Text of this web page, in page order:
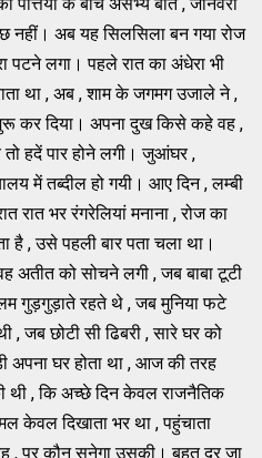
नहीं। अब यह सिलसिला बन गया रोज
पटने लगा। पहले रात का अंधेरा भी
था , अब , शाम के जगमग उजाले ने ,
कर दिया। अपना दुख किसे कहे वह ,
हदें पार होने लगी। जुआंघर ,
में तब्दील हो गयी। आए दिन , लम्बी
रात भर रंगरेलियां मनाना , रोज का
है , उसे पहली बार पता चला था।
अतीत को सोचने लगी , जब बाबा टूटी
गुड़गुड़ाते रहते थे , जब मुनिया फटे
, जब छोटी सी ढिबरी , सारे घर को
अपना घर होता था , आज की तरह
थी , कि अच्छे दिन केवल राजनैतिक
केवल दिखाता भर था , पहुंचाता
, पर कौन सुनेगा उसकी। बहुत दूर जा